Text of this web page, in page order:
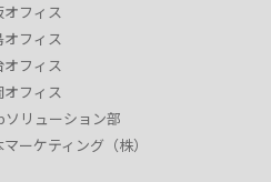
オフィス
オフィス
オフィス
オフィス
ソリューション部
マーケティング（株）